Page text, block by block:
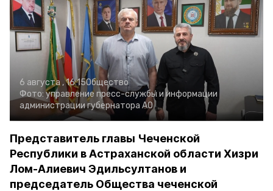
6 августа , 16:15Общество
Фото: управление пресс-службы и информации
администрации губернатора АО
Представитель главы Чеченской
Республики в Астраханской области Хизри
Лом-Алиевич Эдильсултанов и
председатель Общества чеченской